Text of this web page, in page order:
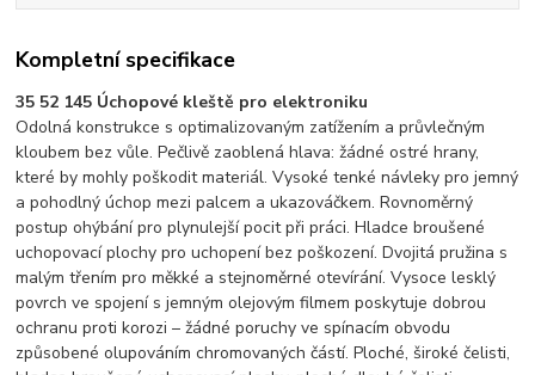
Kompletní specifikace
35 52 145 Úchopové kleště pro elektroniku
Odolná konstrukce s optimalizovaným zatížením a průvlečným
kloubem bez vůle. Pečlivě zaoblená hlava: žádné ostré hrany,
které by mohly poškodit materiál. Vysoké tenké návleky pro jemný
a pohodlný úchop mezi palcem a ukazováčkem. Rovnoměrný
postup ohýbání pro plynulejší pocit při práci. Hladce broušené
uchopovací plochy pro uchopení bez poškození. Dvojitá pružina s
malým třením pro měkké a stejnoměrné otevírání. Vysoce lesklý
povrch ve spojení s jemným olejovým filmem poskytuje dobrou
ochranu proti korozi – žádné poruchy ve spínacím obvodu
způsobené olupováním chromovaných částí. Ploché, široké čelisti,